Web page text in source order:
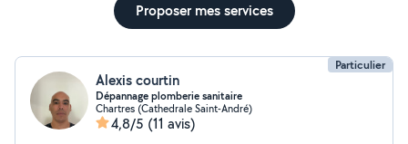
Proposer mes services
Particulier
Alexis courtin
Dépannage plomberie sanitaire
Chartres (Cathedrale Saint-André)
4,8/5 (11 avis)